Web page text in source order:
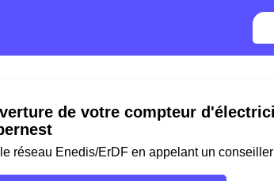
de votre compteur
réseau Enedis/ErDF en appelant un